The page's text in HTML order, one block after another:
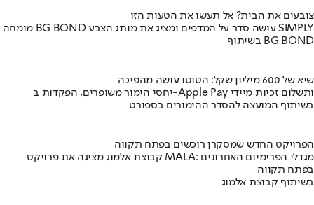
צובעים את הבית? אל תעשו את הטעות הזו
מומחה BG BOND עושה סדר על המדפים ומציג את מותג הצבע SIMPLY
בשיתוף BG BOND
שיא של 600 מיליון שקל: הטוטו עושה מהפיכה
יחסי הימור משופרים, הפקדות ב-Apple Pay ותשלום זכיות מיידי
בשיתוף המועצה להסדר ההימורים בספורט
הפרויקט החדש שמסקרן רוכשים בפתח תקווה
קבוצת אלמוג מציגה את פרויקט MALA: מגדלי הפרימיום האחרונים
בפתח תקווה
בשיתוף קבוצת אלמוג